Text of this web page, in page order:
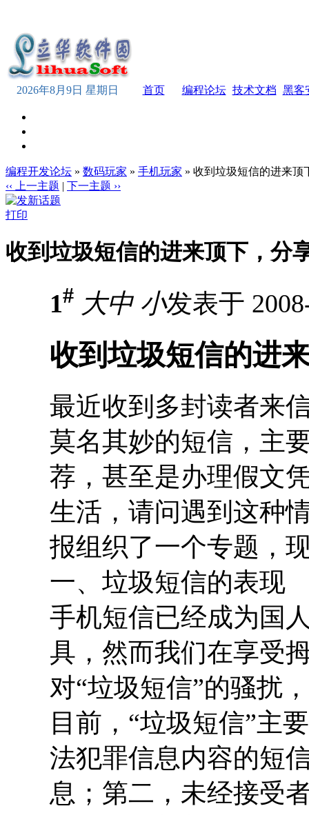
2026年8月9日 星期日 首页 编程论坛 技术文档 黑客
编程开发论坛 » 数码玩家 » 手机玩家 » 收到垃圾短信的进来顶
‹‹ 上一主题 | 下一主题 ››
打印
收到垃圾短信的进来顶下，分
1# 大中 小发表于
收到垃圾短信的进
最近收到多封读者来
莫名其妙的短信，主
荐，甚至是办理假文
生活，请问遇到这种
报组织了一个专题，
一、垃圾短信的表现
手机短信已经成为国
具，然而我们在享受
对“垃圾短信”的骚扰
目前，“垃圾短信”主
法犯罪信息内容的短
息；第二，未经接受